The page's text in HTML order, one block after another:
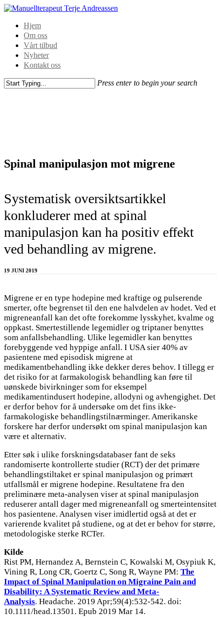
Hjem
Om oss
Vårt tilbud
Nyheter
Kontakt oss
Press enter to begin your search
Spinal manipulasjon mot migrene
Systematisk oversiktsartikkel
konkluderer med at spinal
manipulasjon kan ha positiv effekt
ved behandling av migrene.
19 JUNI 2019
Migrene er en type hodepine med kraftige og pulserende
smerter, ofte begrenset til den ene halvdelen av hodet. Ved et
migreneanfall kan det ofte forekomme lysskyhet, kvalme og
oppkast. Smertestillende legemidler og triptaner benyttes
som anfallsbehandling. Ulike legemidler kan benyttes
forebyggende ved hyppige anfall. I USA sier 40% av
pasientene med episodisk migrene at
medikamentbehandling ikke dekker deres behov. I tillegg er
det risiko for at farmakologisk behandling kan føre til
uønskede bivirkninger som for eksempel
medikamentindusert hodepine, allodyni og avhengighet. Det
er derfor behov for å undersøke om det fins ikke-
farmakologiske behandlingstilnærminger. Amerikanske
forskere har derfor undersøkt om spinal manipulasjon kan
være et alternativ.
Etter søk i ulike forskningsdatabaser fant de seks
randomiserte kontrollerte studier (RCT) der det primære
behandlingstiltaket er spinal manipulasjon og primært
utfallsmål er migrene hodepine. Resultatene fra den
preliminære meta-analysen viser at spinal manipulasjon
reduserer antall dager med migreneanfall og smerteintensitet
hos pasientene. Analysen viser imidlertid også at det er
varierende kvalitet på studiene, og at det er behov for større,
metodologiske sterke RCTer.
Kilde
Rist PM, Hernandez A, Bernstein C, Kowalski M, Osypiuk K,
Vining R, Long CR, Goertz C, Song R, Wayne PM:The
Impact of Spinal Manipulation on Migraine Pain and
Disability: A Systematic Review and Meta-
Analysis. Headache. 2019 Apr;59(4):532-542. doi:
10.1111/head.13501. Epub 2019 Mar 14.